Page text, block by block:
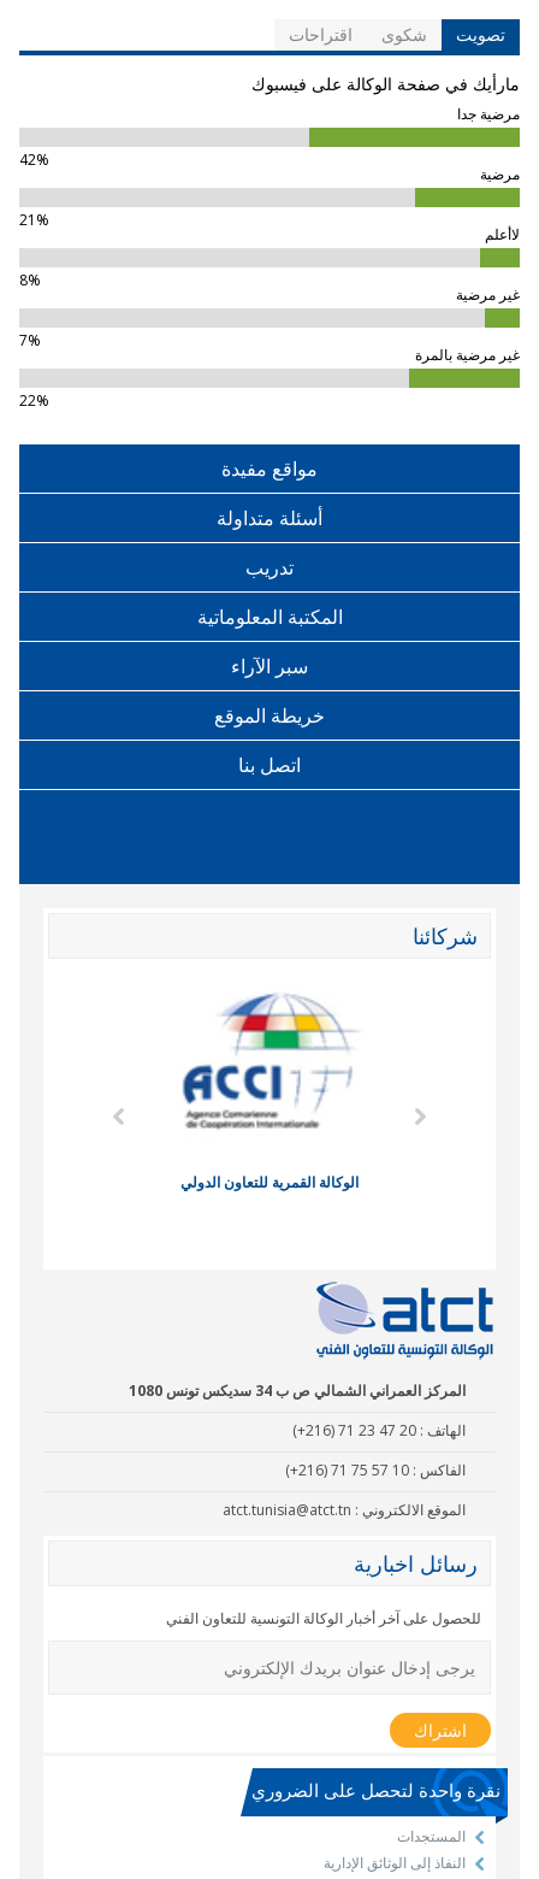
تصويت شكوى اقتراحات
مارأيك في صفحة الوكالة على فيسبوك
مرضية جدا
42%
مرضية
21%
لاأعلم
8%
غير مرضية
7%
غير مرضية بالمرة
22%
مواقع مفيدة
أسئلة متداولة
تدريب
المكتبة المعلوماتية
سبر الآراء
خريطة الموقع
اتصل بنا
شركائنا
الوكالة القمرية للتعاون الدولي
المركز العمراني الشمالي ص ب 34 سديكس تونس 1080
الهاتف : (+216) 71 23 47 20
الفاكس : (+216) 71 75 57 10
الموقع الالكتروني : atct.tunisia@atct.tn
رسائل اخبارية
للحصول على آخر أخبار الوكالة التونسية للتعاون الفني
نقرة واحدة لتحصل على الضروري
المستجدات
النفاذ إلى الوثائق الإدارية